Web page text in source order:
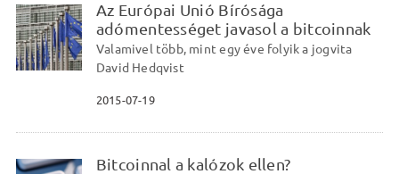
Az Európai Unió Bírósága
adómentességet javasol a bitcoinnak
Valamivel több, mint egy éve folyik a jogvita
David Hedqvist
2015-07-19
Bitcoinnal a kalózok ellen?